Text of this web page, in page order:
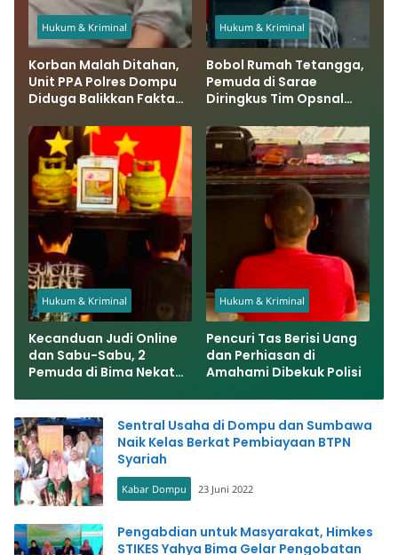
Hukum & Kriminal
Korban Malah Ditahan,
Unit PPA Polres Dompu
Diduga Balikkan Fakta
Hukum & Kriminal
Bobol Rumah Tetangga,
Pemuda di Sarae
Diringkus Tim Opsnal
Hukum & Kriminal
Kecanduan Judi Online
dan Sabu-Sabu, 2
Pemuda di Bima Nekat
Warung Bakso
Hukum & Kriminal
Pencuri Tas Berisi Uang
dan Perhiasan di
Amahami Dibekuk Polisi
Sentral Usaha di Dompu dan Sumbawa
Naik Kelas Berkat Pembiayaan BTPN
Syariah
Kabar Dompu 23 Juni 2022
Pengabdian untuk Masyarakat, Himkes
STIKES Yahya Bima Gelar Pengobatan